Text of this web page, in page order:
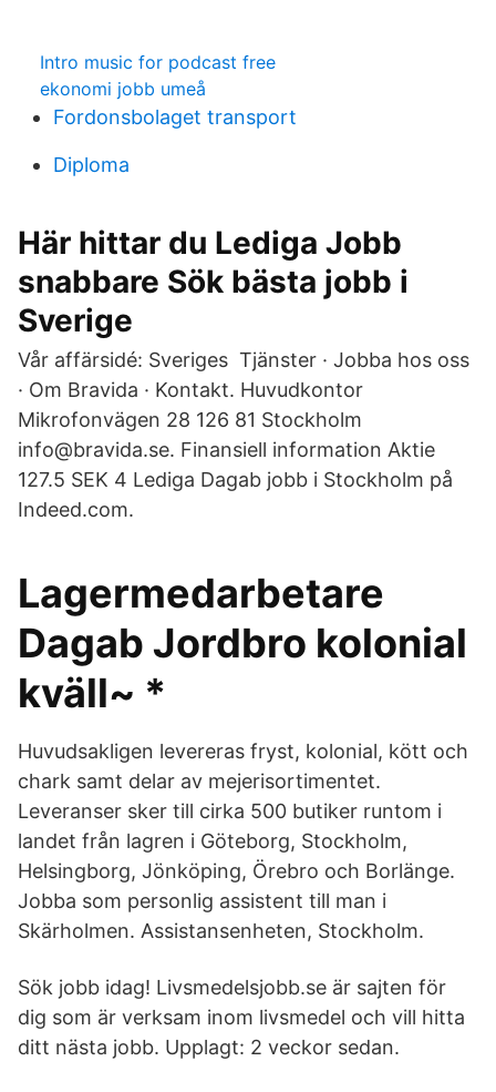
Intro music for podcast free
ekonomi jobb umeå
Fordonsbolaget transport
Diploma
Här hittar du Lediga Jobb
snabbare Sök bästa jobb i
Sverige
Vår affärsidé: Sveriges Tjänster · Jobba hos oss
· Om Bravida · Kontakt. Huvudkontor
Mikrofonvägen 28 126 81 Stockholm
info@bravida.se. Finansiell information Aktie
127.5 SEK 4 Lediga Dagab jobb i Stockholm på
Indeed.com.
Lagermedarbetare
Dagab Jordbro kolonial
kväll~ *
Huvudsakligen levereras fryst, kolonial, kött och
chark samt delar av mejerisortimentet.
Leveranser sker till cirka 500 butiker runtom i
landet från lagren i Göteborg, Stockholm,
Helsingborg, Jönköping, Örebro och Borlänge.
Jobba som personlig assistent till man i
Skärholmen. Assistansenheten, Stockholm.
Sök jobb idag! Livsmedelsjobb.se är sajten för
dig som är verksam inom livsmedel och vill hitta
ditt nästa jobb. Upplagt: 2 veckor sedan.